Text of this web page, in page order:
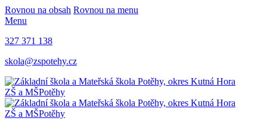
Rovnou na obsah Rovnou na menu
Menu
327 371 138
skola@zspotehy.cz
ZŠ a MŠPotěhy
ZŠ a MŠPotěhy